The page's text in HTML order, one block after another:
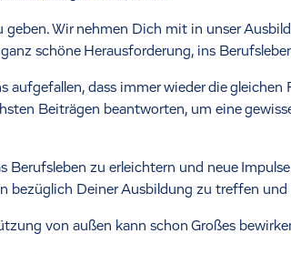
Wir nehmen Dich mit in unser
schöne Herausforderung, ins
dass immer wieder die gleichen
Beiträgen beantworten, um eine
Berufsleben zu erleichtern und neue
bezüglich Deiner Ausbildung zu treffen
von außen kann schon Großes